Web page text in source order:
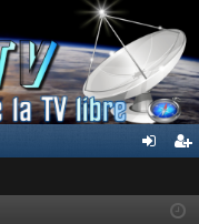
ist